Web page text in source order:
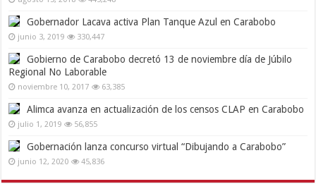
Gobernador Lacava activa Plan Tanque Azul en Carabobo
junio 3, 2019 330,447
Gobierno de Carabobo decretó 13 de noviembre día de Júbilo
Regional No Laborable
noviembre 10, 2017 63,385
Alimca avanza en actualización de los censos CLAP en Carabobo
julio 1, 2019 56,855
Gobernación lanza concurso virtual “Dibujando a Carabobo”
junio 12, 2020 45,836